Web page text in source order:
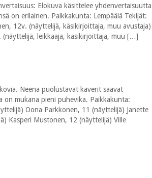
Elokuva käsittelee yhdenvertaisuutta
on erilainen. Paikkakunta: Lempäälä Tekijät:
12v. (näyttelijä, käsikirjoittaja, muu avustaja)
(näyttelijä, leikkaaja, käsikirjoittaja, muu […]
Neena puolustavat kaverit saavat
on mukana pieni puhevika. Paikkakunta:
Oona Parkkonen, 11 (näyttelijä) Janette
Kasperi Mustonen, 12 (näyttelijä) Ville